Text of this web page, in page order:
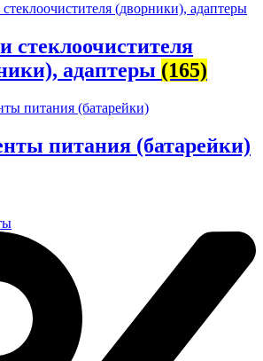
стеклоочистителя
адаптеры (165)
питания (батарейки)